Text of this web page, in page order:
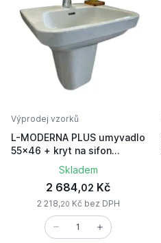
Výprodej vzorků
L-MODERNA PLUS umyvadlo
55x46 + kryt na sifon
Skladem
2 684,02 Kč
2 218,20 Kč bez DPH